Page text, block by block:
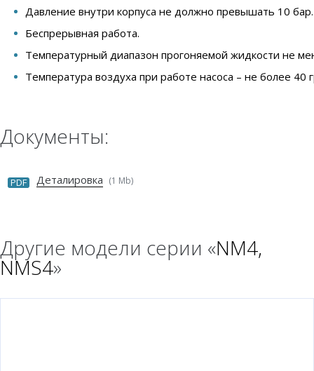
Давление внутри корпуса не должно превышать 10 бар.
Беспрерывная работа.
Температурный диапазон прогоняемой жидкости не
Температура воздуха при работе насоса – не более 40
Документы:
PDF Деталировка (1 Mb)
Другие модели серии «NM4,
NMS4»